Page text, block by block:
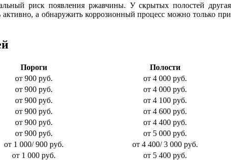
риск появления ржавчины. У скрытых полостей другая
а обнаружить коррозионный процесс можно только при
Пороги
Полости
от 900 руб.
от 4 000 руб.
от 900 руб.
от 4 000 руб.
от 900 руб.
от 4 100 руб.
от 900 руб.
от 4 600 руб.
от 900 руб.
от 4 400 руб.
от 900 руб.
от 5 000 руб.
от 1 000/ 900 руб.
от 4 400/ 3 000 руб.
от 1 000 руб.
от 5 400 руб.